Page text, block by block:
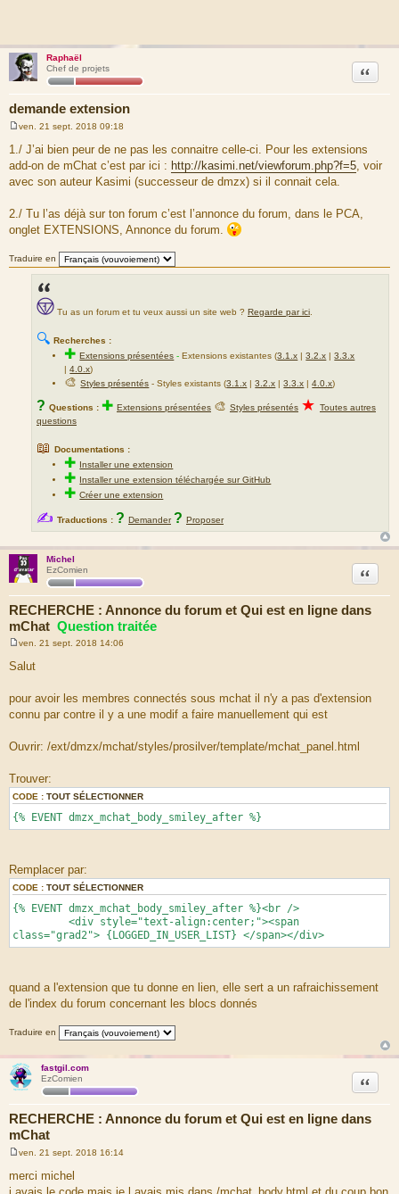
Raphaël
Chef de projets
demande extension
Citation
e
s
s
g
ven. 21 sept. 2018 09:18
1./ J’ai bien peur de ne pas les connaitre celle-ci. Pour les extensions
add-on de mChat c’est par ici : http://kasimi.net/viewforum.php?f=5 , voir
avec son auteur Kasimi (successeur de dmzx) si il connait cela.
2./ Tu l’as déjà sur ton forum c’est l’annonce du forum, dans le PCA,
onglet EXTENSIONS, Annonce du forum.
Traduire en
Tu as un forum et tu veux aussi un site web ? Regarde par ici
🔍 Recherches :
✚Extensions présentées -Extensions existantes (3.1.x |3.2.x |3.3.x
|4.0.x)
🎨Styles présentés - Styles existants (3.1.x |3.2.x |3.3.x |4.0.x)
? Questions : ✚ Extensions présentées 🎨 Styles présentés ★ Toutes autres
questions
📖 Documentations :
✚ Installer une extension
✚ Installer une extension téléchargée sur GitHub
✚Créer une extension
✍ Traductions : ? Demander ? Proposer
Michel
EzComien
RECHERCHE : Annonce du forum et Qui est en ligne dans
mChat Question traitée
Citation
e
s
a
g
e
ven. 21 sept. 2018 14:06
Salut
pour avoir les membres connectés sous mchat il n'y a pas d'extension
connu par contre il y a une modif a faire manuellement qui est
Ouvrir: /ext/dmzx/mchat/styles/prosilver/template/mchat_panel.html
Trouver:
CODE : TOUT SÉLECTIONNER
{% EVENT dmzx_mchat_body_smiley_after %}
Remplacer par:
CODE : TOUT SÉLECTIONNER
{% EVENT dmzx_mchat_body_smiley_after %}<br />
<div style="text-align:center;"><span
class="grad2"> {LOGGED_IN_USER_LIST} </span></div>
quand a l'extension que tu donne en lien, elle sert a un rafraichissement
de l'index du forum concernant les blocs donnés
Traduire en
fastgil.com
EzComien
RECHERCHE : Annonce du forum et Qui est en ligne dans
mChat
Citation
s
ven. 21 sept. 2018 16:14
merci michel